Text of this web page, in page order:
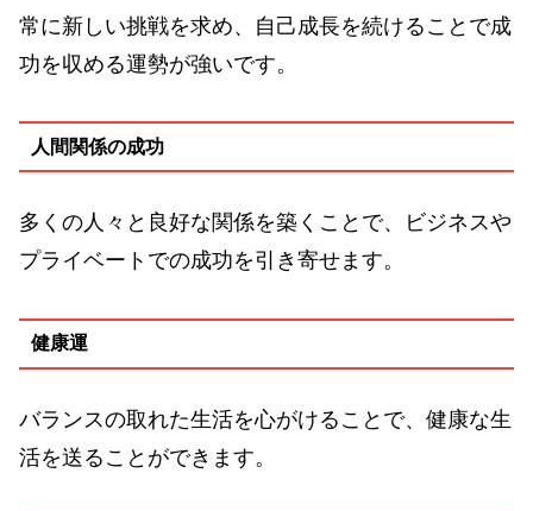
常に新しい挑戦を求め、自己成長を続けることで成
功を収める運勢が強いです。
人間関係の成功
多くの人々と良好な関係を築くことで、ビジネスや
プライベートでの成功を引き寄せます。
健康運
バランスの取れた生活を心がけることで、健康な生
活を送ることができます。